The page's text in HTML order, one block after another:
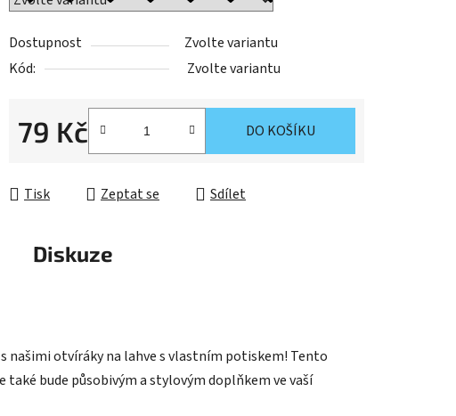
Dostupnost
Zvolte variantu
Kód:
Zvolte variantu
79 Kč
Měrná cena:
DO KOŠÍKU
Tisk Zeptat se Sdílet
Diskuze
otvíráky na lahve s vlastním potiskem! Tento
bude působivým a stylovým doplňkem ve vaší